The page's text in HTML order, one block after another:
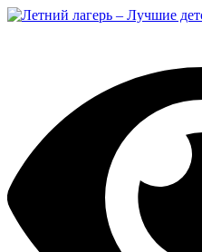
Перейти